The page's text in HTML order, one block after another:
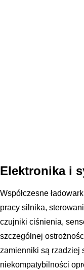
Elektronika i
Współczesne
pracy silnika,
czujniki ciśnienia,
szczególnej
zamienniki są rzadziej
niekompatybilności